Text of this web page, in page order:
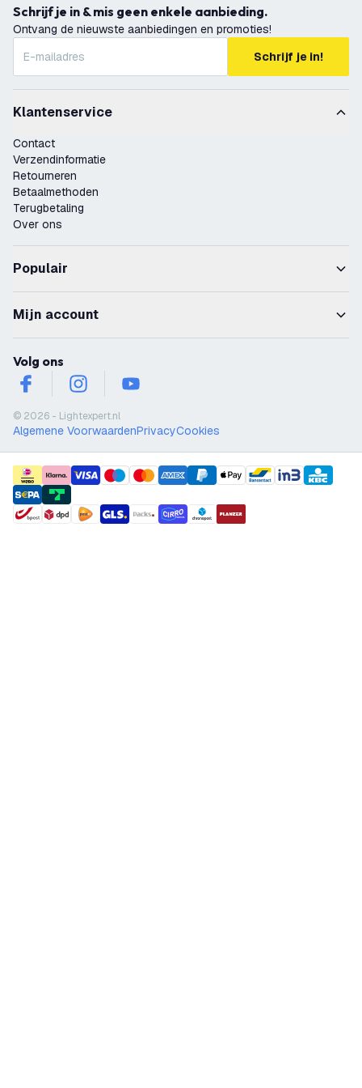
Schrijf je in & mis geen enkele aanbieding.
Ontvang de nieuwste aanbiedingen en promoties!
Schrijf je in!
Klantenservice
Contact
Verzendinformatie
Retourneren
Betaalmethoden
Terugbetaling
Over ons
Populair
Mijn account
Volg ons
facebookinstagramyoutube
© 2026 - Lightexpert.nl
Algemene VoorwaardenPrivacyCookies
payment methods
shipment methods